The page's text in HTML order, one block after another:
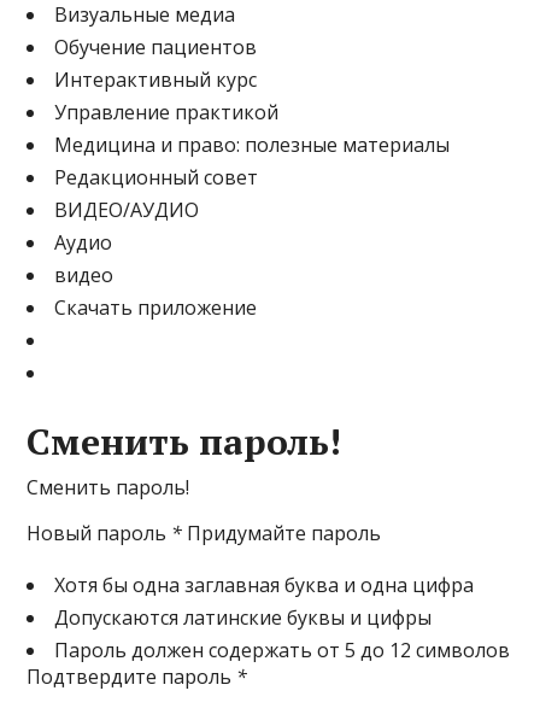
Визуальные медиа
Обучение пациентов
Интерактивный курс
Управление практикой
Медицина и право: полезные материалы
Редакционный совет
ВИДЕО/АУДИО
Аудио
видео
Скачать приложение
Сменить пароль!
Сменить пароль!
Новый пароль * Придумайте пароль
Хотя бы одна заглавная буква и одна цифра
Допускаются латинские буквы и цифры
Пароль должен содержать от 5 до 12 символов
Подтвердите пароль *